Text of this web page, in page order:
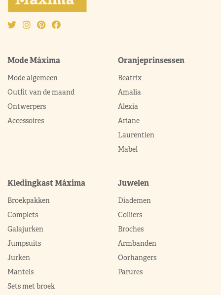
Mode Máxima
Mode algemeen
Outfit van de maand
Ontwerpers
Accessoires
Oranjeprinsessen
Beatrix
Amalia
Alexia
Ariane
Laurentien
Mabel
Kledingkast Máxima
Broekpakken
Complets
Galajurken
Jumpsuits
Jurken
Mantels
Sets met broek
Juwelen
Diademen
Colliers
Broches
Armbanden
Oorhangers
Parures